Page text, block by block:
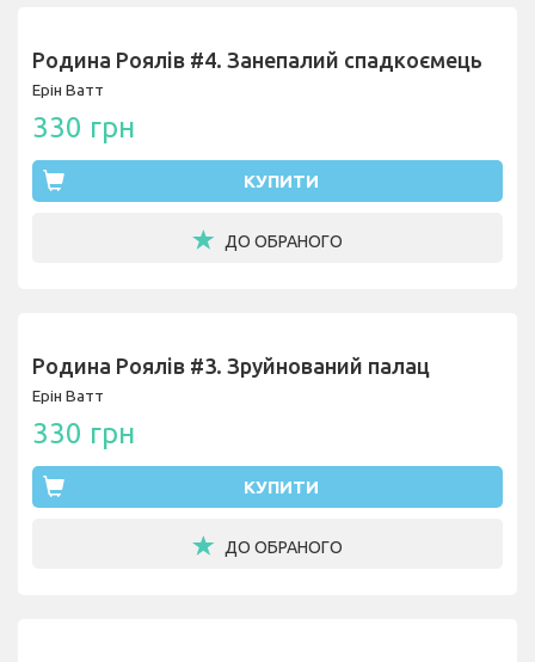
Родина Роялів #4. Занепалий спадкоємець
Ерін Ватт
330 грн
КУПИТИ
ДО ОБРАНОГО
Родина Роялів #3. Зруйнований палац
Ерін Ватт
330 грн
КУПИТИ
ДО ОБРАНОГО